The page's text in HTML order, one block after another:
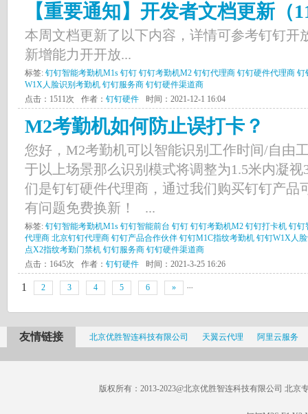
【重要通知】开发者文档更新（
本周文档更新了以下内容，详情可参考钉钉开
新增能力开开放...
标签: 钉钉智能考勤机M1s 钉钉 钉钉考勤机M2 钉钉代理商 钉钉硬件代理商 钉
W1X人脸识别考勤机 钉钉服务商 钉钉硬件渠道商
点击：1511次
作者： 钉钉硬件 时间：2021-12-1 16:04
M2考勤机如何防止误打卡？
您好，M2考勤机可以智能识别工作时间/自由
于以上场景那么识别模式将调整为1.5米内凝
们是钉钉硬件代理商，通过我们购买钉钉产品
有问题免费换新！ ...
标签: 钉钉智能考勤机M1s 钉钉智能前台 钉钉 钉钉考勤机M2 钉钉打卡机 钉钉
代理商 北京钉钉代理商 钉钉产品合作伙伴 钉钉M1C指纹考勤机 钉钉W1X人
点X2指纹考勤门禁机 钉钉服务商 钉钉硬件渠道商
点击：1645次
作者： 钉钉硬件 时间：2021-3-25 16:26
1 2 3 4 5 6 ...
»
友情链接 北京优胜智连科技有限公司 天翼云代理 阿里云服务
版权所有：2013-2023@北京优胜智连科技有限公司 北京